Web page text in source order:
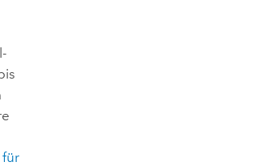
für